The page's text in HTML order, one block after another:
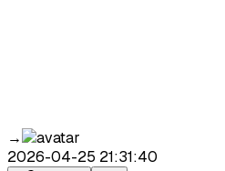
→
2026-04-25 21:31:40